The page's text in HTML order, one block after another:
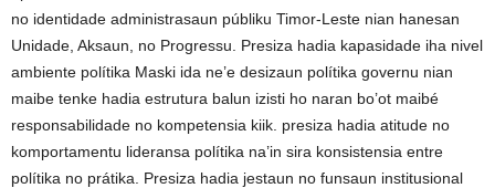
no identidade administrasaun públiku Timor-Leste nian hanesan
Unidade, Aksaun, no Progressu. Presiza hadia kapasidade iha nivel
ambiente polítika Maski ida ne’e desizaun polítika governu nian
maibe tenke hadia estrutura balun izisti ho naran bo’ot maibé
responsabilidade no kompetensia kiik. presiza hadia atitude no
komportamentu lideransa polítika na’in sira konsistensia entre
polítika no prátika. Presiza hadia jestaun no funsaun institusional